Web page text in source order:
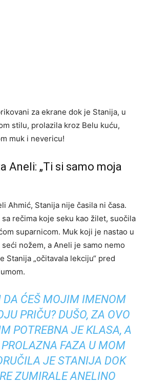
za ekrane dok je Stanija, u
stilu, prolazila kroz Belu kuću,
muk i nevericu!
Aneli: „Ti si samo moja
Ahmić, Stanija nije časila ni časa.
rečima koje seku kao žilet, suočila
suparnicom. Muk koji je nastao u
nožem, a Aneli je samo nemo
Stanija „očitavala lekciju“ pred
DA ĆEŠ MOJIM IMENOM
PRIČU? DUŠO, ZA OVO
POTREBNA JE KLASA, A
FAZA U MOM
JE STANIJA DOK
ZUMIRALE ANELINO